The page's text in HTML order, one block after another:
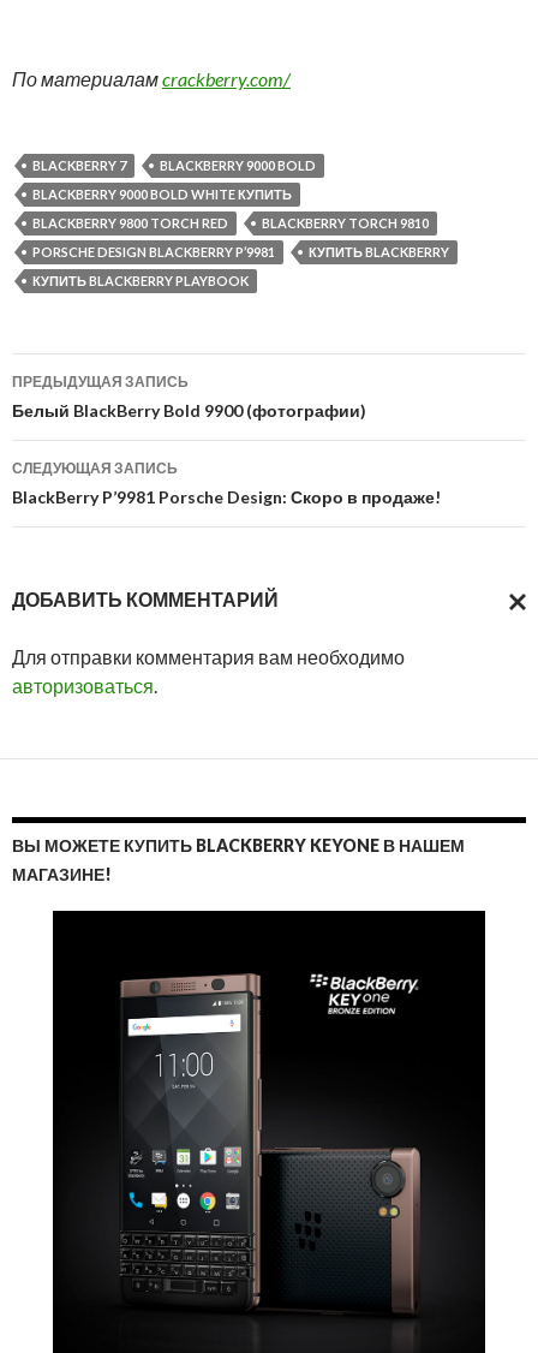
По материаламcrackberry.com/
BLACKBERRY 7
BLACKBERRY 9000 BOLD
BLACKBERRY 9000 BOLD WHITE КУПИТЬ
BLACKBERRY 9800 TORCH RED
BLACKBERRY TORCH 9810
PORSCHE DESIGN BLACKBERRY P’9981
КУПИТЬ BLACKBERRY
КУПИТЬ BLACKBERRY PLAYBOOK
Навигация
по
записям
ПРЕДЫДУЩАЯ ЗАПИСЬ
Белый BlackBerry Bold 9900 (фотографии)
СЛЕДУЮЩАЯ ЗАПИСЬ
BlackBerry P’9981 Porsche Design: Скоро в продаже!
ДОБАВИТЬ КОММЕНТАРИЙ
Для отправки комментария вам необходимо
авторизоваться
ВЫ МОЖЕТЕ КУПИТЬ BLACKBERRY KEYONE В НАШЕМ
МАГАЗИНЕ!